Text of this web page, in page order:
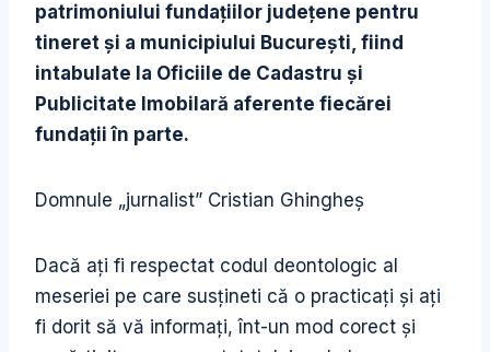
patrimoniului fundaţiilor judeţene pentru
tineret şi a municipiului Bucureşti, fiind
intabulate la Oficiile de Cadastru şi
Publicitate Imobilară aferente fiecărei
fundaţii în parte.
Domnule „jurnalist” Cristian Ghingheş
Dacă aţi fi respectat codul deontologic al
meseriei pe care susţineti că o practicaţi şi aţi
fi dorit să vă informaţi, înt-un mod corect şi